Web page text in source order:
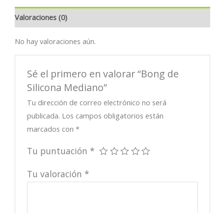
Valoraciones (0)
No hay valoraciones aún.
Sé el primero en valorar “Bong de
Silicona Mediano”
Tu dirección de correo electrónico no será
publicada. Los campos obligatorios están
marcados con*
Tu puntuación *
Tu valoración *